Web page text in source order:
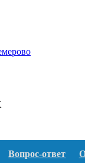
Вопрос-ответ